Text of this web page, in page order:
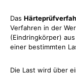
Das
Verfahren in der
(Eindringkörper)
einer bestimmten
Die Last wird über